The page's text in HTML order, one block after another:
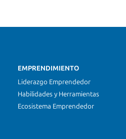
EMPRENDIMIENTO
Liderazgo Emprendedor
Habilidades y Herramientas
Ecosistema Emprendedor